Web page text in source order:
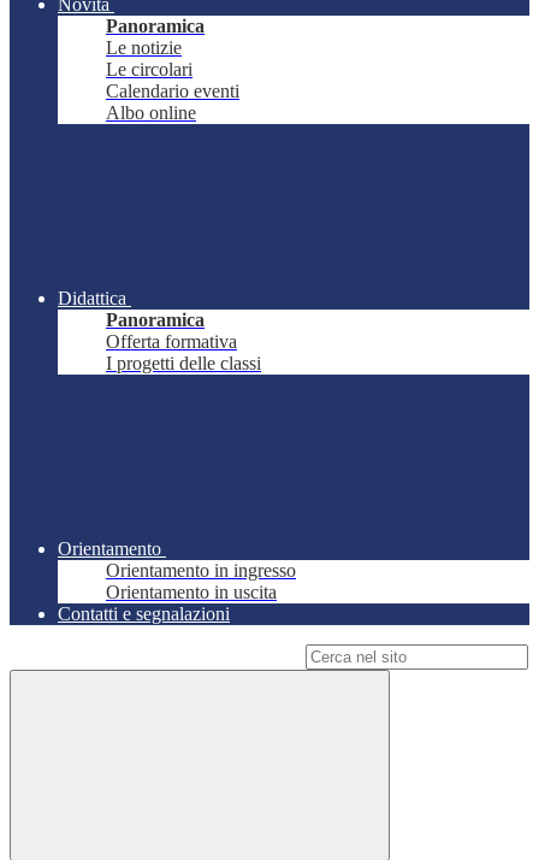
Novità
Panoramica
Le notizie
Le circolari
Calendario eventi
Albo online
Didattica
Panoramica
Offerta formativa
I progetti delle classi
Orientamento
Orientamento in ingresso
Orientamento in uscita
Contatti e segnalazioni